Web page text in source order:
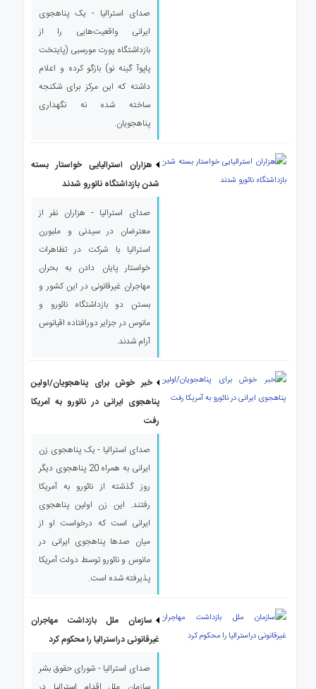
صدای استرالیا - یک پناهجوی
ایرانی واقعیت‌هایی را از
بازداشتگاه پورت مورسبی (پایتخت
پاپوآ گینه نو) بازگو کرده و اعلام
داشته که این مرکز برای شکنجه
ساخته شده نه نگهداری
پناهجویان.
هزاران استرالیایی خواستار بسته
شدن بازداشتگاه نائورو شدند
صدای استرالیا - هزاران نفر از
معترضان در سیدنی و ملبورن
استرالیا با شرکت در تظاهرات
خواستار پایان دادن به بحران
مهاجران غیرقانونی در این کشور و
بستن دو بازداشتگاه نائورو و
مانوس در جزایر دورافتاده اقیانوس
آرام شدند.
خبر خوش برای پناهجویان/اولین
پناهجوی ایرانی در نائورو به آمریکا
رفت
صدای استرالیا - یک پناهجوی زن
ایرانی به همراه 20 پناهجوی دیگر
روز گذشته از نائورو به آمریکا
رفتند. این زن اولین پناهجوی
ایرانی است که درخواست او از
میان صدها پناهجوی ایرانی در
مانوس و نائورو توسط دولت آمریکا
پذیرفته شده است.
سازمان ملل بازداشت مهاجران
غیرقانونی دراسترالیا را محکوم کرد
صدای استرالیا - شورای حقوق بشر